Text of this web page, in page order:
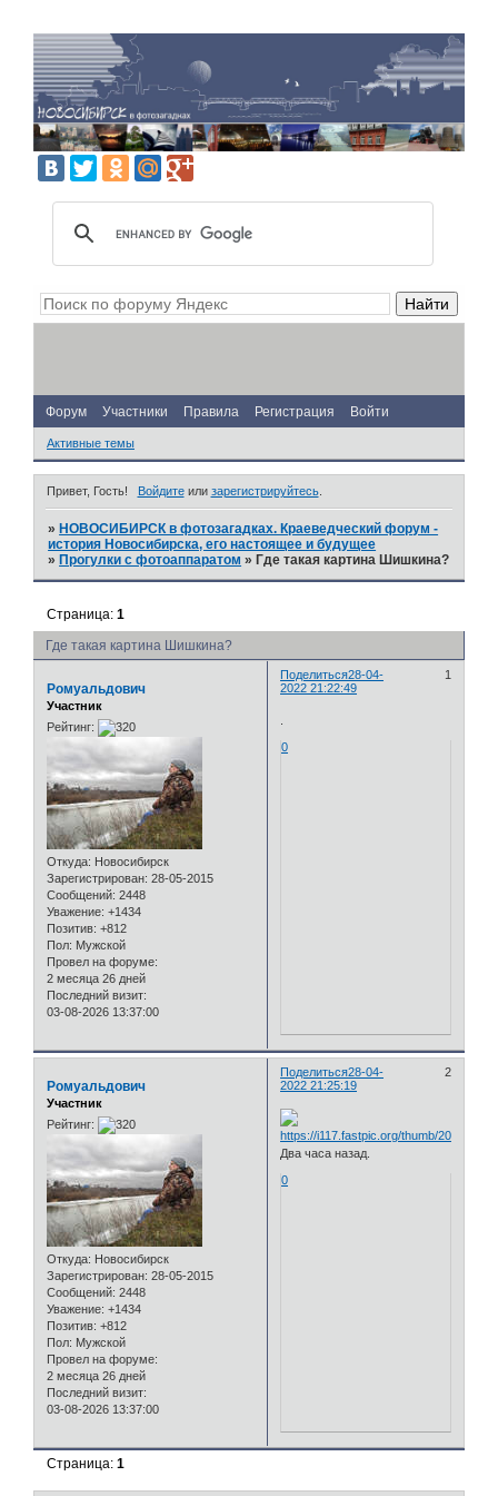
Форум Участники Правила Регистрация Войти
Активные темы
Привет, Гость! Войдитеили зарегистрируйтесь.
» НОВОСИБИРСК в фотозагадках. Краеведческий форум -
история Новосибирска, его настоящее и будущее
» Прогулки с фотоаппаратом » Где такая картина Шишкина?
Где такая картина Шишкина?
Страница:1
Поделиться 1
28-04-
2022 21:22:49
Ромуальдович
Участник
Рейтинг:
Откуда: Новосибирск
Зарегистрирован: 28-05-2015
Сообщений: 2448
Уважение: +1434
Позитив: +812
Пол: Мужской
Провел на форуме:
2 месяца 26 дней
Последний визит:
03-08-2026 13:37:00
0
Поделиться 2
28-04-
2022 21:25:19
Ромуальдович
Участник
Рейтинг:
Откуда: Новосибирск
Зарегистрирован: 28-05-2015
Сообщений: 2448
Уважение: +1434
Позитив: +812
Пол: Мужской
Провел на форуме:
2 месяца 26 дней
Последний визит:
03-08-2026 13:37:00
Два часа назад.
0
Страница:1